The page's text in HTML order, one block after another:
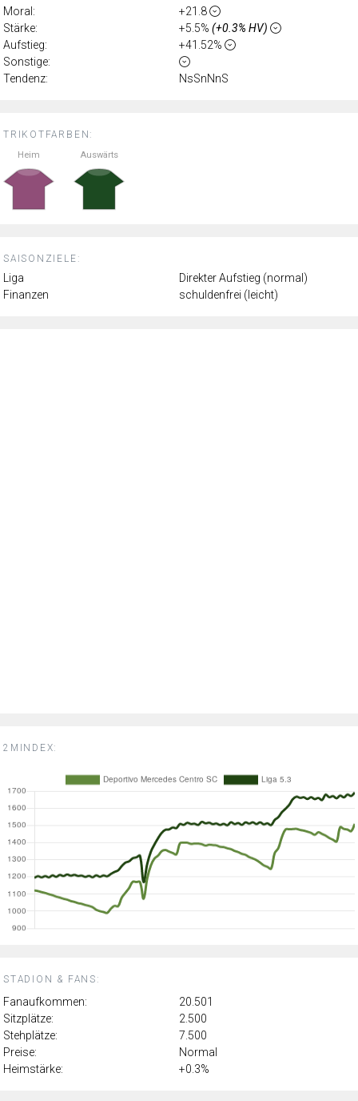
TRIKOTFARBEN:
Heim Auswärts
SAISONZIELE:
Liga
Direkter Aufstieg (normal)
Finanzen
schuldenfrei (leicht)
2MINDEX:
Moral:
+21.8
Stärke:
+5.5% (+0.3% HV)
Aufstieg:
+41.52%
Sonstige:
Tendenz:
NsSnNnS
STADION & FANS:
Fanaufkommen:
20.501
Sitzplätze:
2.500
Stehplätze:
7.500
Preise:
Normal
Heimstärke:
+0.3%